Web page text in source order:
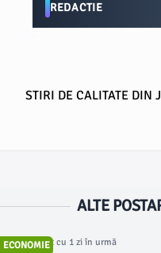
REDACTIE
STIRI DE CALITATE DIN
ALTE
ECONOMIE
Articol postat cu 1 zi în urmă